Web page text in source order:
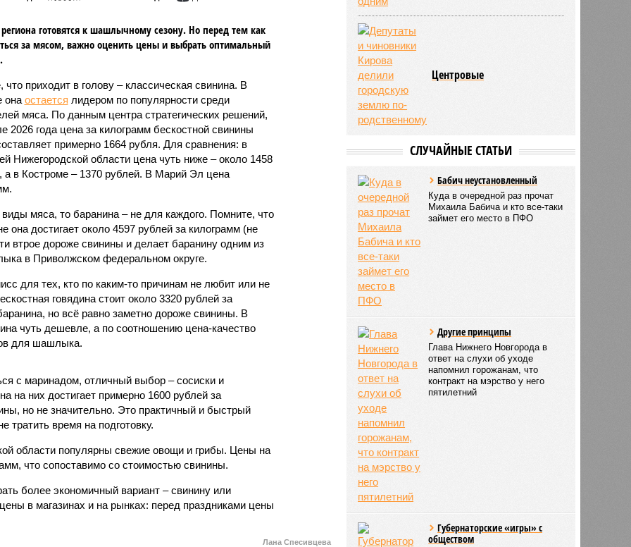
готовятся к шашлычному сезону. Но перед тем как
за мясом, важно оценить цены и выбрать оптимальный
что приходит в голову – классическая свинина. В
она остается лидером по популярности среди
мяса. По данным центра стратегических решений,
2026 года цена за килограмм бескостной свинины
примерно 1664 рубля. Для сравнения: в
Нижегородской области цена чуть ниже – около 1458
а в Костроме – 1370 рублей. В Марий Эл цена
мяса, то баранина – не для каждого. Помните, что
она достигает около 4597 рублей за килограмм (не
втрое дороже свинины и делает баранину одним из
в Приволжском федеральном округе.
для тех, кто по каким-то причинам не любит или не
говядина стоит около 3320 рублей за
но всё равно заметно дороже свинины. В
чуть дешевле, а по соотношению цена-качество
для шашлыка.
с маринадом, отличный выбор – сосиски и
на них достигает примерно 1600 рублей за
но не значительно. Это практичный и быстрый
тратить время на подготовку.
области популярны свежие овощи и грибы. Цены на
что сопоставимо со стоимостью свинины.
более экономичный вариант – свинину или
в магазинах и на рынках: перед праздниками цены
Лана Спесивцева
Центровые
СЛУЧАЙНЫЕ СТАТЬИ
Бабич неустановленный
Куда в очередной раз прочат
Михаила Бабича и кто все-таки
займет его место в ПФО
Другие принципы
Глава Нижнего Новгорода в
ответ на слухи об уходе
напомнил горожанам, что
контракт на мэрство у него
пятилетний
Губернаторские «игры» с
обществом